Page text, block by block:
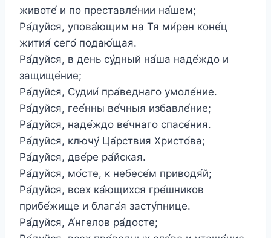
животе́ и по преставле́нии на́шем;
Ра́дуйся, упова́ющим на Тя ми́рен коне́ц
жития́ сего́ подаю́щая.
Ра́дуйся, в день су́дный на́ша наде́ждо и
защище́ние;
Ра́дуйся, Судии́ пра́веднаго умоле́ние.
Ра́дуйся, гее́нны ве́чныя избавле́ние;
Ра́дуйся, наде́ждо ве́чнаго спасе́ния.
Ра́дуйся, ключу́ Ца́рствия Христо́ва;
Ра́дуйся, две́ре ра́йская.
Ра́дуйся, мо́сте, к небесе́м приводя́й;
Ра́дуйся, всех ка́ющихся гре́шников
прибе́жище и блага́я засту́пнице.
Ра́дуйся, А́нгелов ра́досте;